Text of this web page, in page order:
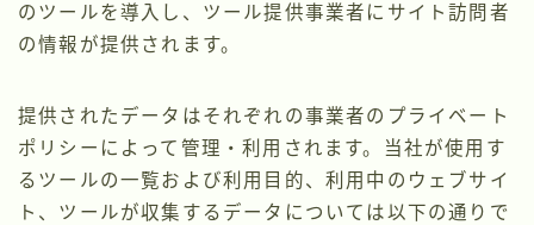
のツールを導入し、ツール提供事業者にサイト訪問者
の情報が提供されます。
提供されたデータはそれぞれの事業者のプライベート
ポリシーによって管理・利用されます。当社が使用す
るツールの一覧および利用目的、利用中のウェブサイ
ト、ツールが収集するデータについては以下の通りで